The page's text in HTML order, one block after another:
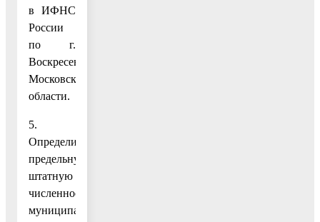
в ИФНС
России
по г.
Воскресенску
Московской
области.
5.
Определить
предельную
штатную
численность
муниципального